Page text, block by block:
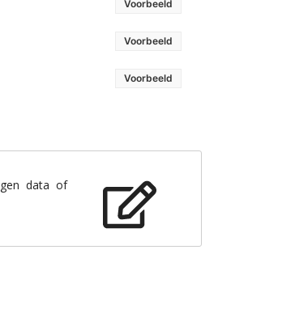
Voorbeeld
Voorbeeld
Voorbeeld
data of